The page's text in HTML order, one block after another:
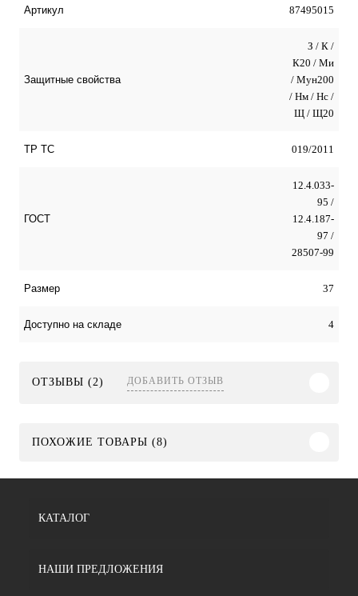
Артикул 87495015
Защитные свойства
З / К /
К20 / Ми
/ Мун200
/ Нм / Нс /
Щ / Щ20
ТР ТС 019/2011
ГОСТ
12.4.033-
95 /
12.4.187-
97 /
28507-99
Размер 37
Доступно на складе 4
ОТЗЫВЫ (2) ДОБАВИТЬ ОТЗЫВ
ПОХОЖИЕ ТОВАРЫ (8)
КАТАЛОГ
НАШИ ПРЕДЛОЖЕНИЯ